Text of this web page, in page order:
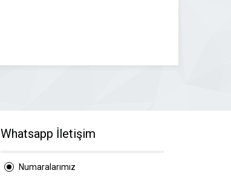
Whatsapp İletişim
Numaralarımız